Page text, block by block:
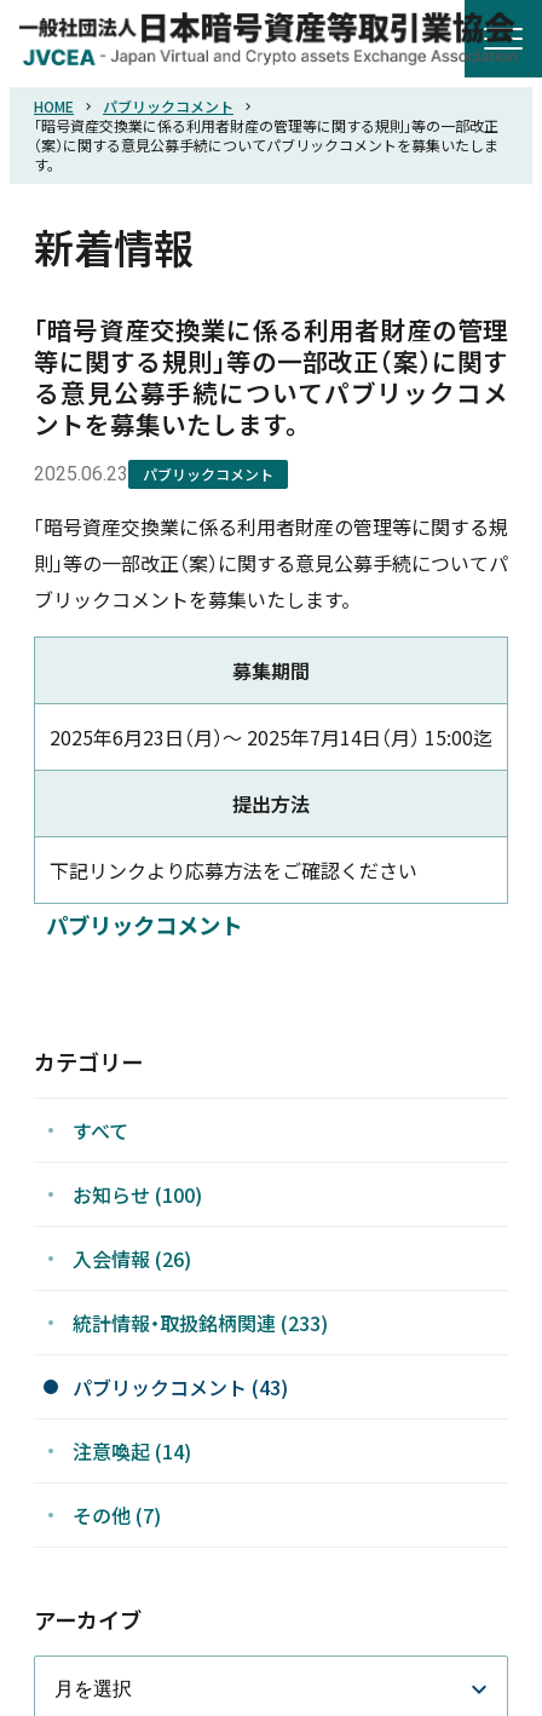
HOME
規則・ガイドライン
統計調査
会員紹介
新着情報
お問い合わせ
JP 会員ログイン
HOME
パブリックコメント
「暗号資産交換業に係る利用者財産の管理等に関する規則」等の一部改正
（案）に関する意見公募手続についてパブリックコメントを募集いたしま
す。
新着情報
「暗号資産交換業に係る利用者財産の管理
等に関する規則」等の一部改正（案）に関す
る意見公募手続についてパブリックコメ
ントを募集いたします。
2025.06.23 パブリックコメント
「暗号資産交換業に係る利用者財産の管理等に関する規
則」等の一部改正（案）に関する意見公募手続についてパ
ブリックコメントを募集いたします。
募集期間
2025年6月23日（月）〜 2025年7月14日（月） 15:00迄
提出方法
下記リンクより応募方法をご確認ください
パブリックコメント
カテゴリー
すべて
お知らせ (100)
入会情報 (26)
統計情報・取扱銘柄関連 (233)
パブリックコメント (43)
注意喚起 (14)
その他 (7)
アーカイブ